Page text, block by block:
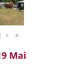
› »
Mai